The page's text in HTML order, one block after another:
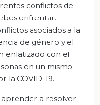
conflictos de
enfrentar.
asociados a la
de género y el
enfatizado con el
en un mismo
la COVID-19.
a resolver